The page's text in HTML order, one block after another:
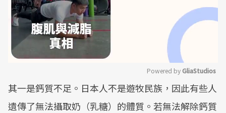
Mute
Powered by GliaStudios
其一是鈣質不足。日本人不是遊牧民族，因此有些人
遺傳了無法攝取奶（乳糖）的體質。若無法解除鈣質